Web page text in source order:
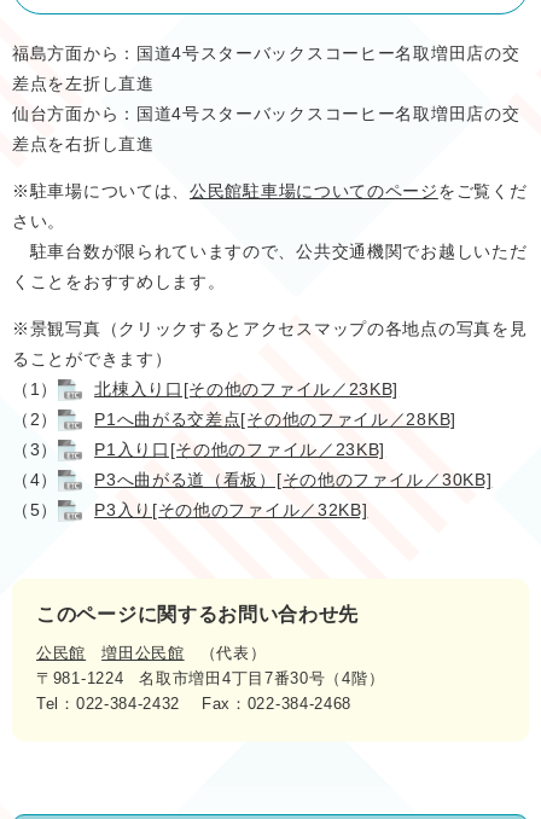
福島方面から：国道4号スターバックスコーヒー名取増田店の交
差点を左折し直進
仙台方面から：国道4号スターバックスコーヒー名取増田店の交
差点を右折し直進
※駐車場については、 公民館駐車場についてのページをご覧くだ
さい。
駐車台数が限られていますので、公共交通機関でお越しいただ
くことをおすすめします。
※景観写真（クリックするとアクセスマップの各地点の写真を見
ることができます）
（1）
北棟入り口[その他のファイル／23KB]
（2）
P1へ曲がる交差点[その他のファイル／28KB]
（3）
P1入り口[その他のファイル／23KB]
（4）
P3へ曲がる道（看板）[その他のファイル／30KB]
（5）
P3入り[その他のファイル／32KB]
このページに関するお問い合わせ先
公民館 増田公民館
代表
〒981-1224
名取市増田4丁目7番30号（4階）
Tel：022-384-2432
Fax：022-384-2468